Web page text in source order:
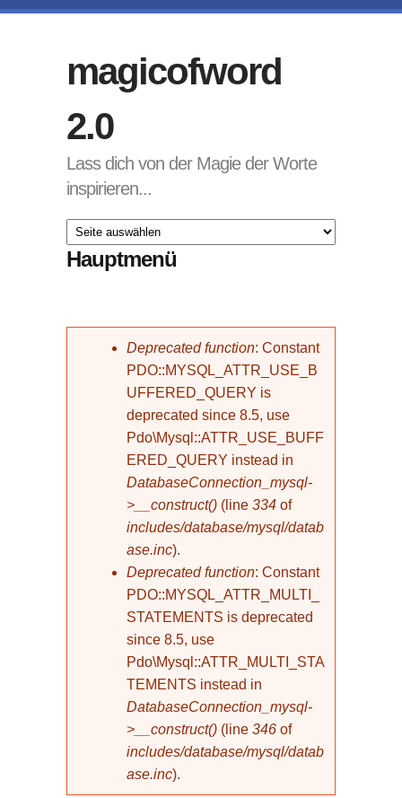
magicofword
2.0
Lass dich von der Magie der Worte
inspirieren...
Hauptmenü
Fehlermeldung
Deprecated function: Constant
PDO::MYSQL_ATTR_USE_B
UFFERED_QUERY is
deprecated since 8.5, use
Pdo\Mysql::ATTR_USE_BUFF
ERED_QUERY instead in
DatabaseConnection_mysql-
>__construct() (line 334 of
includes/database/mysql/datab
ase.inc).
Deprecated function: Constant
PDO::MYSQL_ATTR_MULTI_
STATEMENTS is deprecated
since 8.5, use
Pdo\Mysql::ATTR_MULTI_STA
TEMENTS instead in
DatabaseConnection_mysql-
>__construct() (line 346 of
includes/database/mysql/datab
ase.inc).